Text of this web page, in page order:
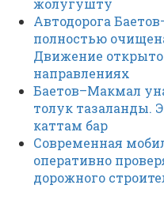
жолугушту
Автодорога
полностью
Движение открыто
направлениях
Баетов–Макмал
толук тазаланды.
каттам бар
Современная
оперативно
дорожного